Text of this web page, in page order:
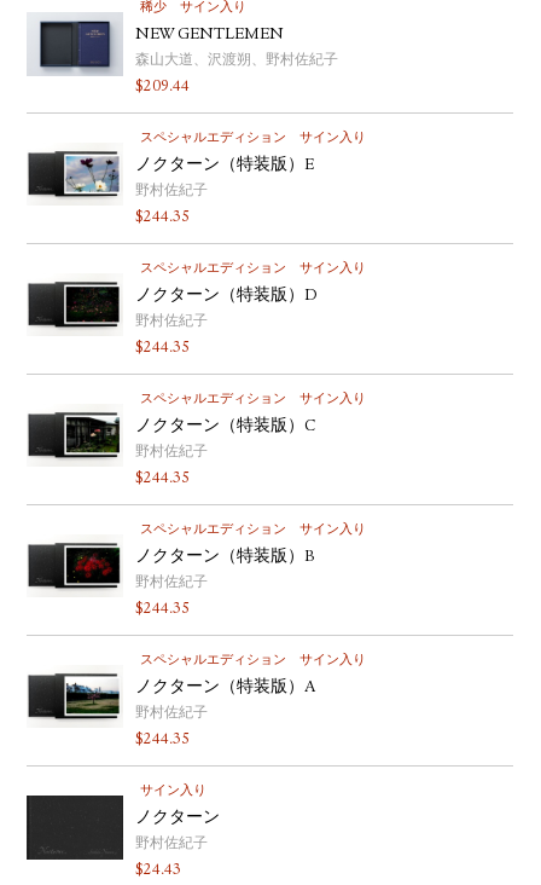
稀少 サイン入り
NEW GENTLEMEN
森山大道、沢渡朔、野村佐紀子
$209.44
スペシャルエディション サイン入り
ノクターン（特装版）E
野村佐紀子
$244.35
スペシャルエディション サイン入り
ノクターン（特装版）D
野村佐紀子
$244.35
スペシャルエディション サイン入り
ノクターン（特装版）C
野村佐紀子
$244.35
スペシャルエディション サイン入り
ノクターン（特装版）B
野村佐紀子
$244.35
スペシャルエディション サイン入り
ノクターン（特装版）A
野村佐紀子
$244.35
サイン入り
ノクターン
野村佐紀子
$24.43